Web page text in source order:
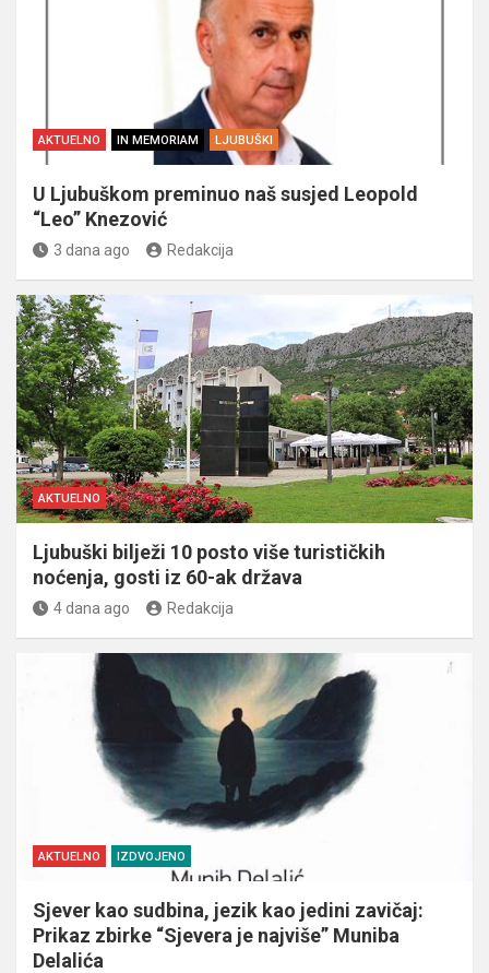
AKTUELNO IN MEMORIAM LJUBUŠKI
U Ljubuškom preminuo naš susjed Leopold
“Leo” Knezović
3 dana ago Redakcija
AKTUELNO
Ljubuški bilježi 10 posto više turističkih
noćenja, gosti iz 60-ak država
4 dana ago Redakcija
AKTUELNO IZDVOJENO
Sjever kao sudbina, jezik kao jedini zavičaj:
Prikaz zbirke “Sjevera je najviše” Muniba
Delalića